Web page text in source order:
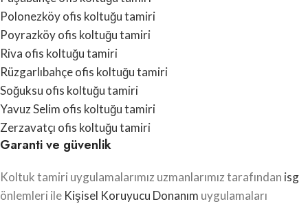
Polonezköy ofis koltuğu tamiri
Poyrazköy ofis koltuğu tamiri
Riva ofis koltuğu tamiri
Rüzgarlıbahçe ofis koltuğu tamiri
Soğuksu ofis koltuğu tamiri
Yavuz Selim ofis koltuğu tamiri
Zerzavatçı ofis koltuğu tamiri
Garanti ve güvenlik
Koltuk tamiri uygulamalarımız uzmanlarımız tarafından isg
önlemleri ile Kişisel Koruyucu Donanım uygulamaları